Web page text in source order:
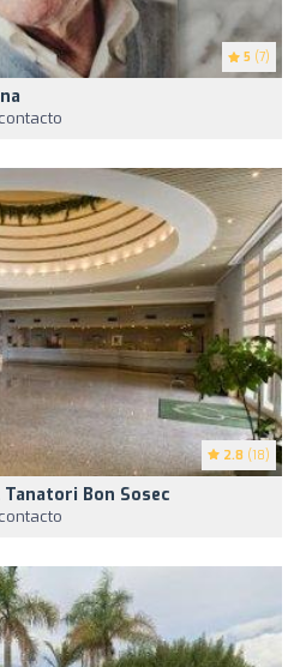
5 (7)
2.8 (18)
Bon Sosec